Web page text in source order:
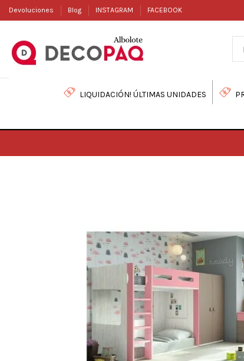
Devoluciones Blog INSTAGRAM FACEBOOK
LIQUIDACIÓN! ÚLTIMAS UNIDADES